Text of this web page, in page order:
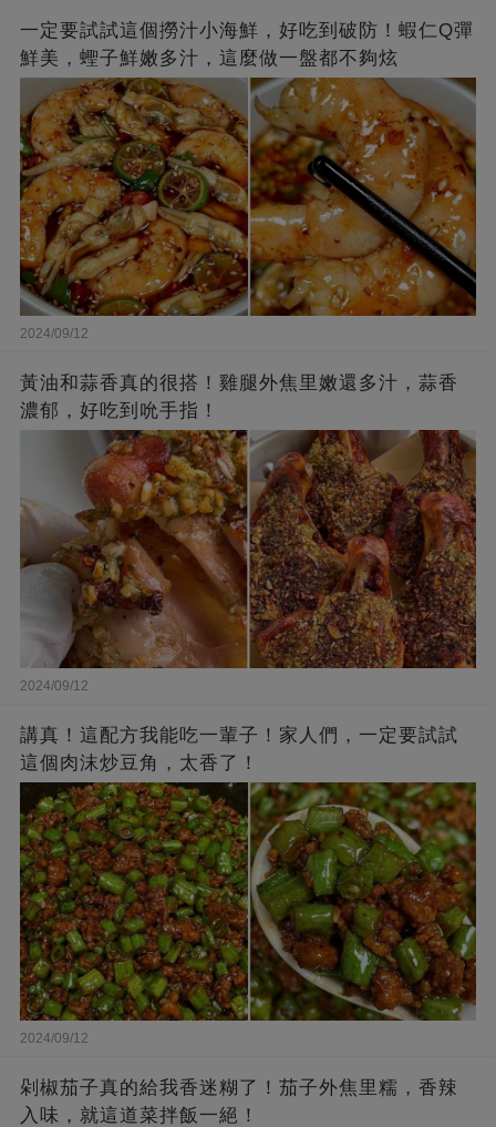
一定要試試這個撈汁小海鮮，好吃到破防！蝦仁Q彈
鮮美，蟶子鮮嫩多汁，這麼做一盤都不夠炫
2024/09/12
黃油和蒜香真的很搭！雞腿外焦里嫩還多汁，蒜香
濃郁，好吃到吮手指！
2024/09/12
講真！這配方我能吃一輩子！家人們，一定要試試
這個肉沫炒豆角，太香了！
2024/09/12
剁椒茄子真的給我香迷糊了！茄子外焦里糯，香辣
入味，就這道菜拌飯一絕！